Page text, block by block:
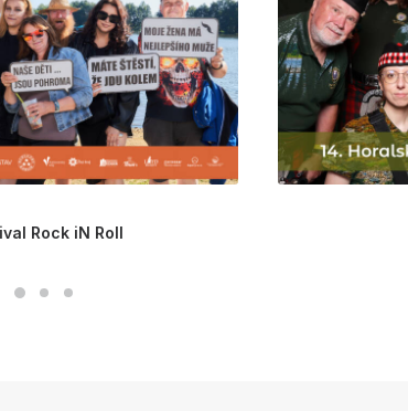
Rock iN Roll